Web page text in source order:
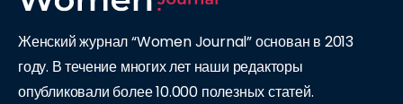
Женский журнал “Women Journal” основан в 2013
году. В течение многих лет наши редакторы
опубликовали более 10.000 полезных статей.